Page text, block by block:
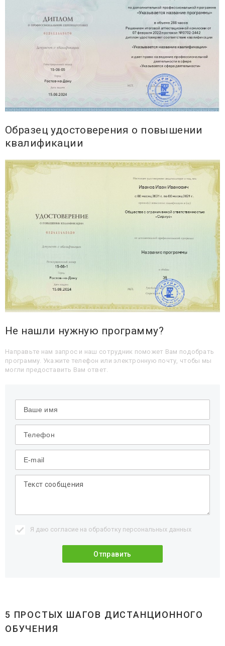
Образец удостоверения о повышении
квалификации
Не нашли нужную программу?
Направьте нам запрос и наш сотрудник поможет Вам подобрать
программу. Укажите телефон или электронную почту, чтобы мы
могли предоставить Вам ответ.
Я даю согласие на обработку персональных данных
5 ПРОСТЫХ ШАГОВ ДИСТАНЦИОННОГО
ОБУЧЕНИЯ